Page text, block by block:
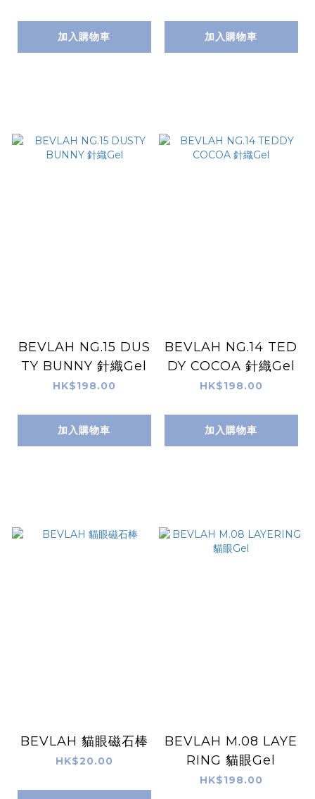
加入購物車 加入購物車
BEVLAH NG.15 DUS
TY BUNNY 針織Gel
HK$198.00
加入購物車
BEVLAH NG.14 TED
DY COCOA 針織Gel
HK$198.00
加入購物車
BEVLAH 貓眼磁石棒
HK$20.00
BEVLAH M.08 LAYE
RING 貓眼Gel
HK$198.00